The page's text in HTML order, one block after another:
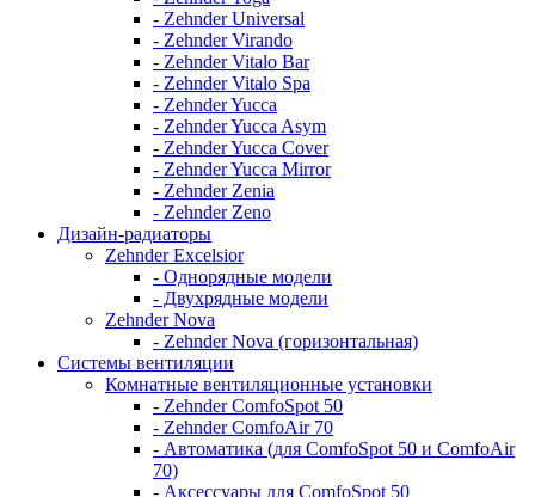
- Zehnder Universal
- Zehnder Virando
- Zehnder Vitalo Bar
- Zehnder Vitalo Spa
- Zehnder Yucca
- Zehnder Yucca Asym
- Zehnder Yucca Cover
- Zehnder Yucca Mirror
- Zehnder Zenia
- Zehnder Zeno
Дизайн-радиаторы
Zehnder Excelsior
- Однорядные модели
- Двухрядные модели
Zehnder Nova
- Zehnder Nova (горизонтальная)
Системы вентиляции
Комнатные вентиляционные установки
- Zehnder ComfoSpot 50
- Zehnder ComfoAir 70
- Автоматика (для ComfoSpot 50 и ComfoAir
70)
- Аксессуары для ComfoSpot 50